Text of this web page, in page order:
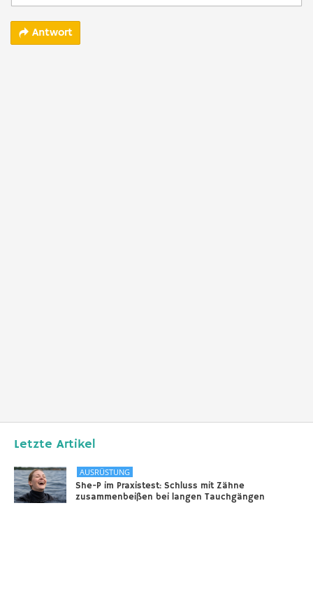
Antwort
Letzte Artikel
AUSRÜSTUNG
She-P im Praxistest: Schluss mit Zähne
zusammenbeißen bei langen Tauchgängen